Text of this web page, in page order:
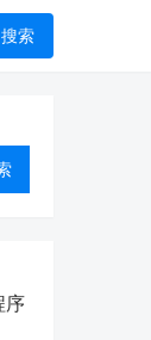
搜索
序